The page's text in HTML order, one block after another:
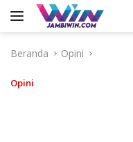
Langsung
Beranda
Opini
Opini